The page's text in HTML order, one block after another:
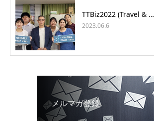
TTBiz2022 (Travel & …
2023.06.6
メルマガ登録